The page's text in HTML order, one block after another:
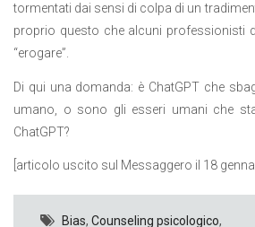
tormentati dai sensi di colpa di un
proprio questo che alcuni professionisti
“erogare”.
Di qui una domanda: è ChatGPT che
umano, o sono gli esseri umani che
ChatGPT?
[articolo uscito sul Messaggero il 18
Bias, Counseling psicologico,